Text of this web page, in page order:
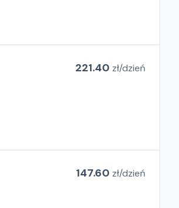
221.40 zł/dzień
147.60 zł/dzień